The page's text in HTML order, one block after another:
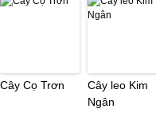
Cây Cọ Trơn
Cây leo Kim
Ngân